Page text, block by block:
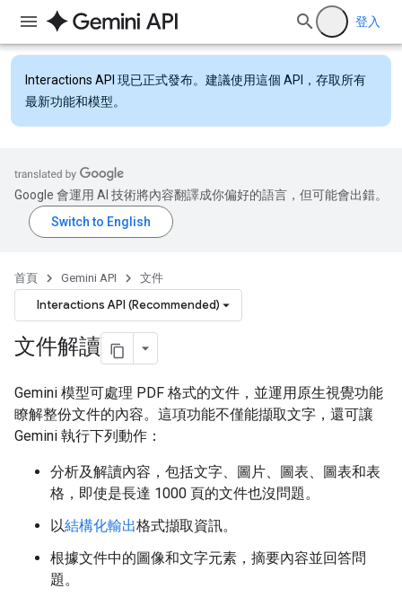
登入
Interactions API 現已正式發布。建議使用這個 API，存取所有
最新功能和模型。
Google 會運用 AI 技術將內容翻譯成你偏好的語言，但可能會出錯。
首頁 Gemini API 文件
Interactions API (Recommended)
文件解讀
Gemini 模型可處理 PDF 格式的文件，並運用原生視覺功能
瞭解整份文件的內容。這項功能不僅能擷取文字，還可讓
Gemini 執行下列動作：
分析及解讀內容，包括文字、圖片、圖表、圖表和表
格，即使是長達 1000 頁的文件也沒問題。
以結構化輸出格式擷取資訊。
根據文件中的圖像和文字元素，摘要內容並回答問
題。